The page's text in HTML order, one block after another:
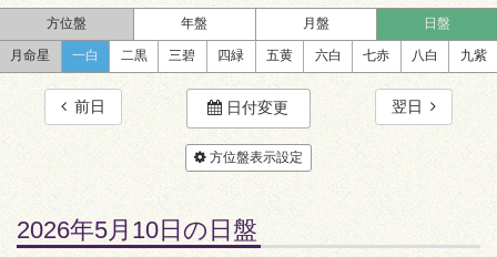
方位盤 年盤 月盤 日盤
月命星 一白 二黒 三碧 四緑 五黄 六白 七赤 八白 九紫
前日 日付変更 翌日
方位盤表示設定
2026年5月10日の日盤